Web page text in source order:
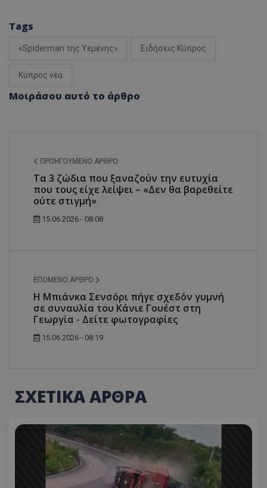
Tags
«Spiderman της Υεμένης» Ειδήσεις Κύπρος
Κύπρος νέα
Μοιράσου αυτό το άρθρο
ΠΡΟΗΓΟΎΜΕΝΟ ΆΡΘΡΟ
Τα 3 ζώδια που ξαναζούν την ευτυχία
που τους είχε λείψει – «Δεν θα βαρεθείτε
ούτε στιγμή»
15.06.2026 - 08:08
ΕΠΌΜΕΝΟ ΆΡΘΡΟ
Η Μπιάνκα Σενσόρι πήγε σχεδόν γυμνή
σε συναυλία του Κάνιε Γουέστ στη
Γεωργία - Δείτε φωτογραφίες
15.06.2026 - 08:19
ΣΧΕΤΙΚΑ ΑΡΘΡΑ